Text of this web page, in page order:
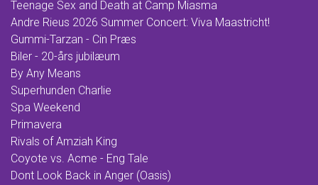
Teenage Sex and Death at Camp Miasma
Andre Rieus 2026 Summer Concert: Viva Maastricht!
Gummi-Tarzan - Cin Præs
Biler - 20-års jubilæum
By Any Means
Superhunden Charlie
Spa Weekend
Primavera
Rivals of Amziah King
Coyote vs. Acme - Eng Tale
Dont Look Back in Anger (Oasis)